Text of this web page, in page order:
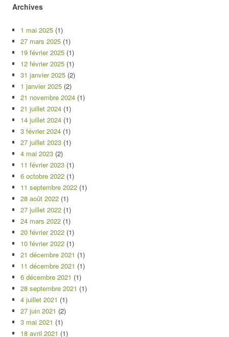
Archives
1 mai 2025 (1)
27 mars 2025 (1)
19 février 2025 (1)
12 février 2025 (1)
31 janvier 2025 (2)
1 janvier 2025 (2)
21 novembre 2024 (1)
21 juillet 2024 (1)
14 juillet 2024 (1)
3 février 2024 (1)
27 juillet 2023 (1)
4 mai 2023 (2)
11 février 2023 (1)
6 octobre 2022 (1)
11 septembre 2022 (1)
28 août 2022 (1)
27 juillet 2022 (1)
24 mars 2022 (1)
20 février 2022 (1)
10 février 2022 (1)
21 décembre 2021 (1)
11 décembre 2021 (1)
6 décembre 2021 (1)
28 septembre 2021 (1)
4 juillet 2021 (1)
27 juin 2021 (2)
3 mai 2021 (1)
18 avril 2021 (1)